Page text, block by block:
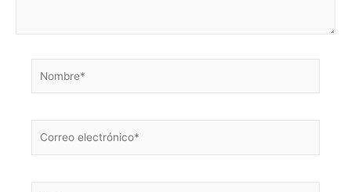
electrónico*